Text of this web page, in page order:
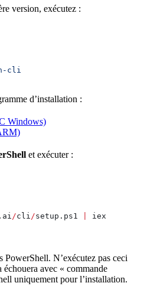
version, exécutez :
cli
d’installation :
Windows)
et exécuter :
/cli/setup.ps1 iex
PowerShell. N’exécutez pas ceci
avec « commande
uniquement pour l’installation.